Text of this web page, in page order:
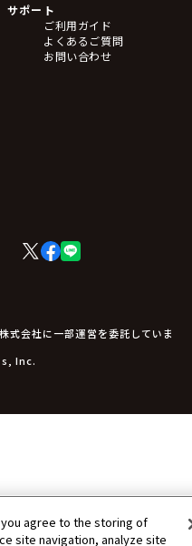
サポート
ご利用ガイド
よくあるご質問
お問い合わせ
X
(Twitter)
Facebook
LINE
会社に一部運営を委託していま
Inc.
agree to the storing of
site navigation, analyze site